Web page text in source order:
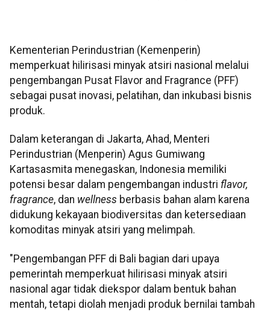
Kementerian Perindustrian (Kemenperin)
memperkuat hilirisasi minyak atsiri nasional melalui
pengembangan Pusat Flavor and Fragrance (PFF)
sebagai pusat inovasi, pelatihan, dan inkubasi bisnis
produk.
Dalam keterangan di Jakarta, Ahad, Menteri
Perindustrian (Menperin) Agus Gumiwang
Kartasasmita menegaskan, Indonesia memiliki
potensi besar dalam pengembangan industri flavor,
fragrance, dan wellness berbasis bahan alam karena
didukung kekayaan biodiversitas dan ketersediaan
komoditas minyak atsiri yang melimpah.
"Pengembangan PFF di Bali bagian dari upaya
pemerintah memperkuat hilirisasi minyak atsiri
nasional agar tidak diekspor dalam bentuk bahan
mentah, tetapi diolah menjadi produk bernilai tambah